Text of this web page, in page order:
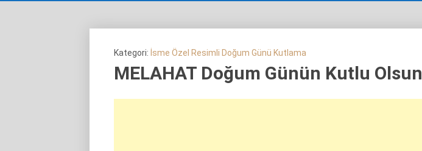
Kategori: İsme Özel Resimli Doğum Günü Kutlama
MELAHAT Doğum Günün Kutlu Olsun